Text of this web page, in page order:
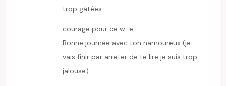
trop gâtées…
courage pour ce w-e.
Bonne journée avec ton namoureux (je
vais finir par arreter de te lire je suis trop
jalouse).